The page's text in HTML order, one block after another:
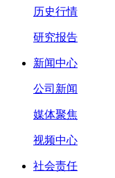
历史行情
研究报告
新闻中心
公司新闻
媒体聚焦
视频中心
社会责任